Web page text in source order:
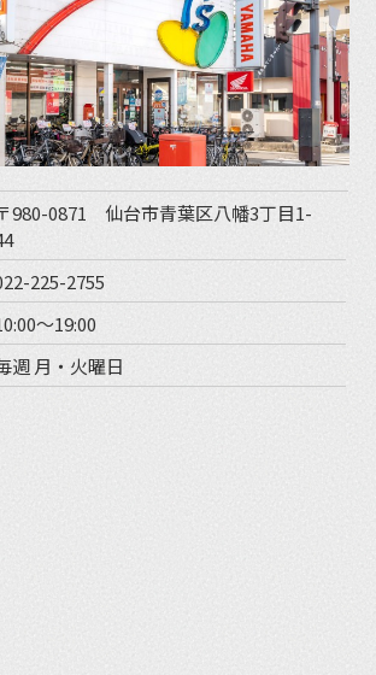
980-0871 仙台市青葉区八幡3丁目1-
225-2755
〜19:00
週 月・火曜日